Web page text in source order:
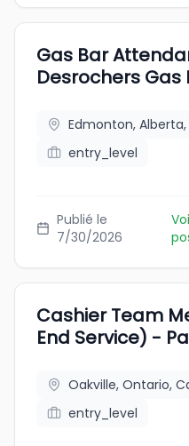
Gas Bar
Desrochers Gas
Edmonton,
entry_level
Publié le
7/30/2026
Cashier Team
End Service) -
Oakville, Ontario,
entry_level